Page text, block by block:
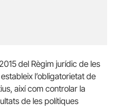
del Règim jurídic de les
l’obligatorietat de
així com controlar la
de les polítiques